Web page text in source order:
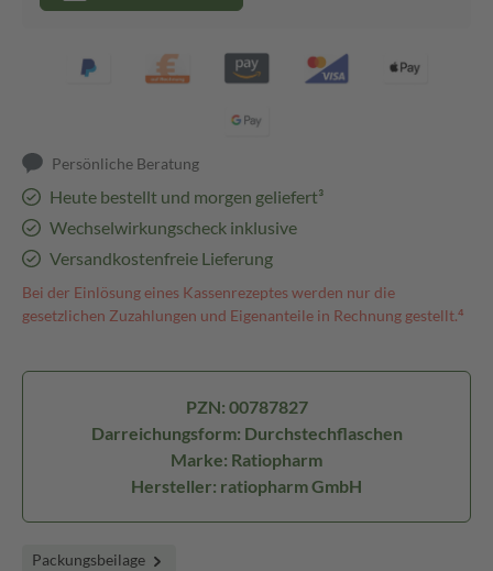
Persönliche Beratung
Heute bestellt und morgen geliefert³
Wechselwirkungscheck inklusive
Versandkostenfreie Lieferung
Bei der Einlösung eines Kassenrezeptes werden nur die
gesetzlichen Zuzahlungen und Eigenanteile in Rechnung gestellt.⁴
PZN: 00787827
Darreichungsform: Durchstechflaschen
Marke: Ratiopharm
Hersteller: ratiopharm GmbH
Packungsbeilage